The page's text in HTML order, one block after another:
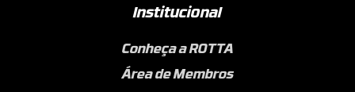
Institucional
Conheça a ROTTA
Área de Membros